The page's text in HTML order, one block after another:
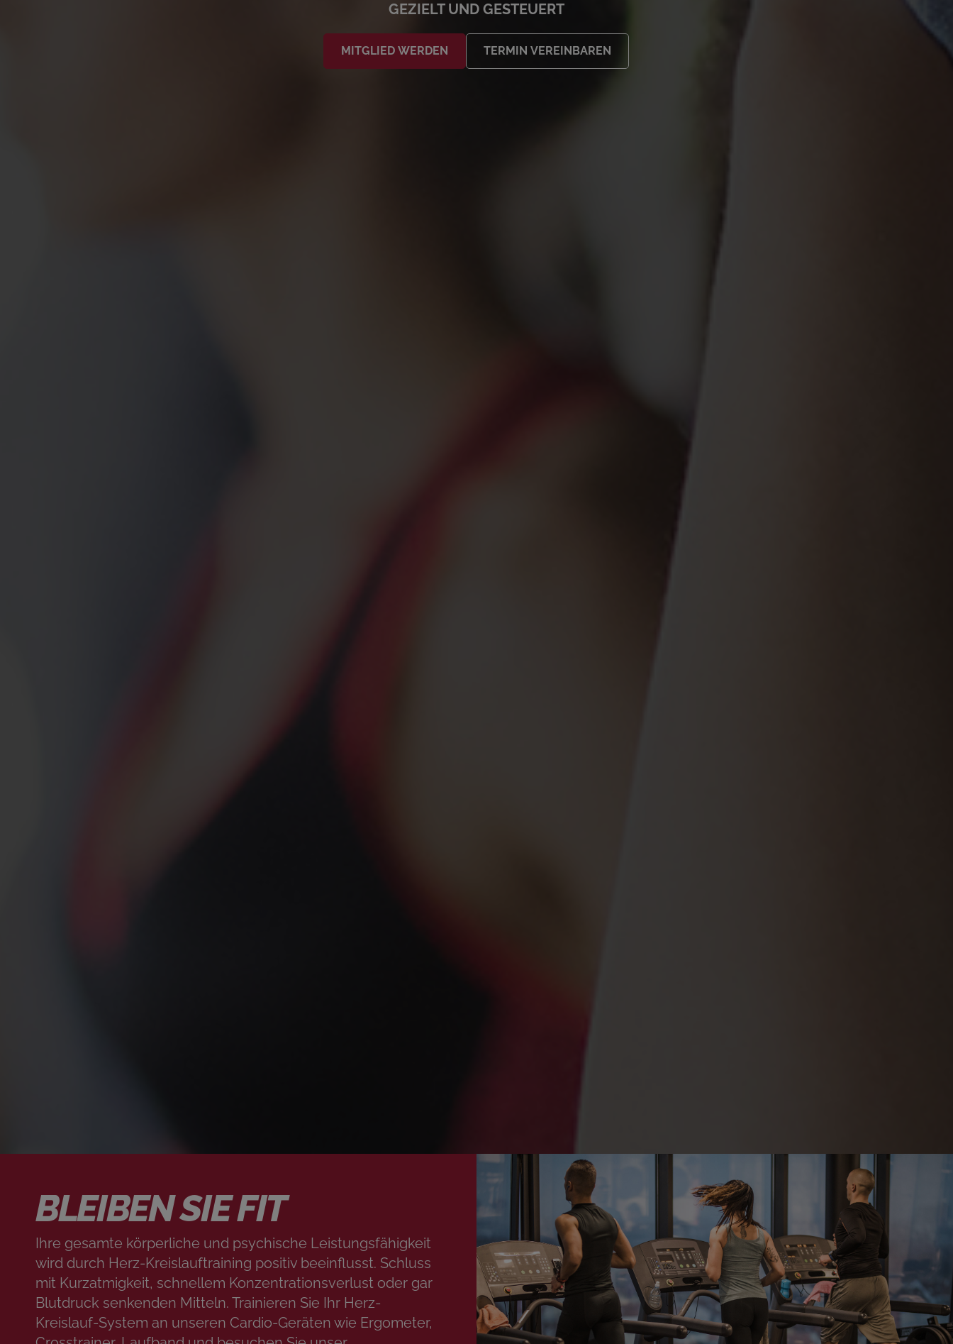
GEZIELT UND GESTEUERT
MITGLIED WERDEN TERMIN VEREINBAREN
BLEIBEN SIE FIT
Ihre gesamte körperliche und psychische Leistungsfähigkeit
wird durch Herz-Kreislauftraining positiv beeinflusst. Schluss
mit Kurzatmigkeit, schnellem Konzentrationsverlust oder gar
Blutdruck senkenden Mitteln. Trainieren Sie Ihr Herz-
Kreislauf-System an unseren Cardio-Geräten wie Ergometer,